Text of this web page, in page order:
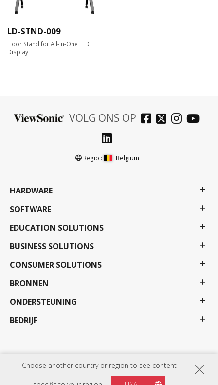
Choose another country or region to see content
LD-STND-009
Floor Stand for All-in-One LED
Display
VOLG ONS OP
Regio : Belgium
HARDWARE
SOFTWARE
EDUCATION SOLUTIONS
BUSINESS SOLUTIONS
CONSUMER SOLUTIONS
BRONNEN
ONDERSTEUNING
BEDRIJF
Programma's, specificaties, prijzen en beschikbaarheid kunnen zonder voorafgaande
kennisgeving worden gewijzigd. Selecties, aanbiedingen en programma's kunnen per land
verschillen; zie uw ViewSonic vertegenwoordiger voor volledige details. Copyright © ViewSonic